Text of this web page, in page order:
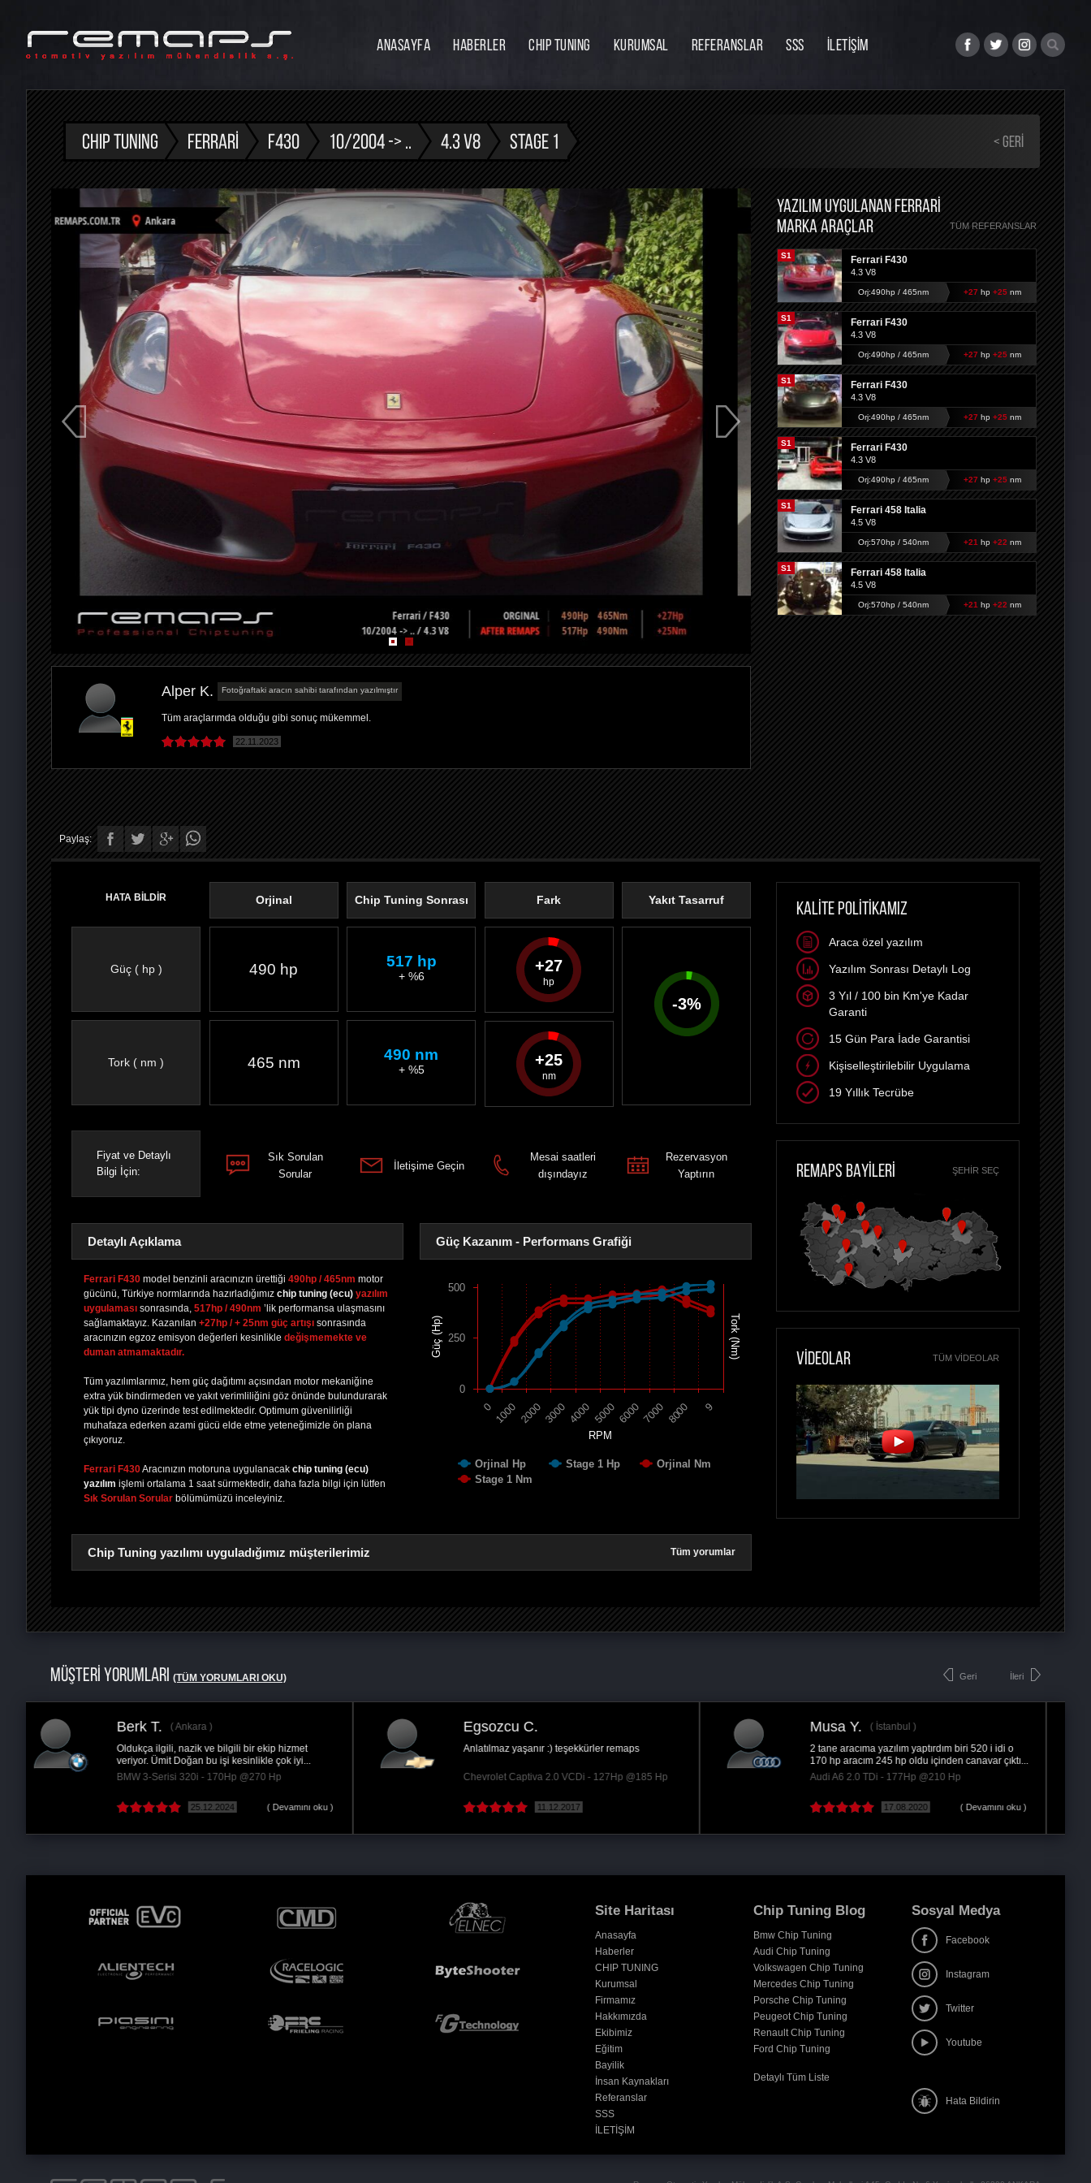
ANASAYFA HABERLER CHIP TUNING KURUMSAL
İnsan Kaynakları
REFERANSLAR SSS İLETİŞİM
CHIP TUNING FERRARI F430 10/2004 -> .. 4.3 V8 STAGE 1 < GERI
Alper K. Fotoğraftaki aracın sahibi tarafından yazılmıştır
Tüm araçlarımda olduğu gibi sonuç mükemmel.
22.11.2023
YAZILIM UYGULANAN FERRARI
MARKA ARAÇLAR
TÜM REFERANSLAR
S1 Ferrari F430
4.3 V8
Orj:490hp / 465nm +27 hp +25nm
S1 Ferrari F430
4.3 V8
Orj:490hp / 465nm +27 hp +25nm
S1 Ferrari F430
4.3 V8
Orj:490hp / 465nm +27 hp +25nm
S1 Ferrari F430
4.3 V8
Orj:490hp / 465nm +27 hp +25nm
S1 Ferrari 458 Italia
4.5 V8
Orj:570hp / 540nm +21 hp +22 nm
S1 Ferrari 458 Italia
4.5 V8
Orj:570hp / 540nm +21 hp +22 nm
Paylaş:
PAYLAŞPAYLAŞPLUS'TA
PAYLAŞ
PAYLAŞ
HATA BİLDİR
Güç ( hp )
Tork ( nm )
Orjinal
490 hp
465 nm
Chip Tuning Sonrası
517 hp
+ %6
490 nm
+ %5
Fark
27
25
Yakıt Tasarruf
-3%
Fiyat ve Detaylı
Bilgi İçin:
Sık Sorulan
Sorular
İletişime Geçin
Mesai saatleri
dışındayız
Rezervasyon
Yaptırın
Detaylı Açıklama
Ferrari F430 model benzinli aracınızın ürettiği 490hp / 465nm motor
gücünü, Türkiye normlarında hazırladığımız chip tuning (ecu) yazılım
uygulaması sonrasında, 517hp / 490nm ’lik performansa ulaşmasını
sağlamaktayız. Kazanılan +27hp / + 25nm güç artışı sonrasında
aracınızın egzoz emisyon değerleri kesinlikle değişmemekte ve
duman atmamaktadır.
Tüm yazılımlarımız, hem güç dağıtımı açısından motor mekaniğine
extra yük bindirmeden ve yakıt verimliliğini göz önünde bulundurarak
yük tipi dyno üzerinde test edilmektedir. Optimum güvenilirliği
muhafaza ederken azami gücü elde etme yeteneğimizle ön plana
çıkıyoruz.
Ferrari F430Aracınızın motoruna uygulanacak chip tuning (ecu)
yazılım işlemi ortalama 1 saat sürmektedir, daha fazla bilgi için lütfen
Sık Sorulan Sorular bölümümüzü inceleyiniz.
Güç Kazanım - Performans Grafiği
RPM
Güç (Hp) Tork (Nm)
Orjinal Hp Stage 1 Hp
Orjinal Nm
Stage 1 Nm
0 1000 20003000 4000 500060007000 8000 9
0
250
500
Chip Tuning yazılımı uyguladığımız müşterilerimiz Tüm yorumlar
KALİTE POLİTİKAMIZ
Araca özel yazılım
Yazılım Sonrası Detaylı Log
3 Yıl / 100 bin Km'ye Kadar
Garanti
15 Gün Para İade Garantisi
Kişiselleştirilebilir Uygulama
19 Yıllık Tecrübe
REMAPS BAYİLERİ ŞEHIR SEÇ
VİDEOLAR TÜM VIDEOLAR
MÜŞTERİ YORUMLARI (TÜM YORUMLARI OKU) Geri
Gökhan K.
2008 den beri tüm arabalarımı ümit kardeşime
teslim ettim. Sonuç hep daha iyi ; mükemmel.Bu...
Mercedes C C 200 CDI (1600cc) - 136Hp @160
19.02.2022 ( Devamını oku )
Murat K.
Kalkışlar vites geçişleri ve arabanın gidişi çok iyi
SsangYong Kyron 2.0 XDi - 141Hp @170 Hp
04.03.2018
Alparslan T.
Süper Hizmet Teşekkürler Remaps
Mercedes S S 320 CDI - 235Hp @260 Hp
12.09.2017
İleri
Site Haritası
Anasayfa
Haberler
CHIP TUNING
Kurumsal
Firmamız
Hakkımızda
Ekibimiz
Eğitim
Bayilik
İnsan Kaynakları
Referanslar
SSS
İLETİŞİM
Chip Tuning Blog
Bmw Chip Tuning
Audi Chip Tuning
Volkswagen Chip Tuning
Mercedes Chip Tuning
Porsche Chip Tuning
Peugeot Chip Tuning
Renault Chip Tuning
Ford Chip Tuning
Detaylı Tüm Liste
Sosyal Medya
Facebook
Instagram
Twitter
Youtube
Hata Bildirin